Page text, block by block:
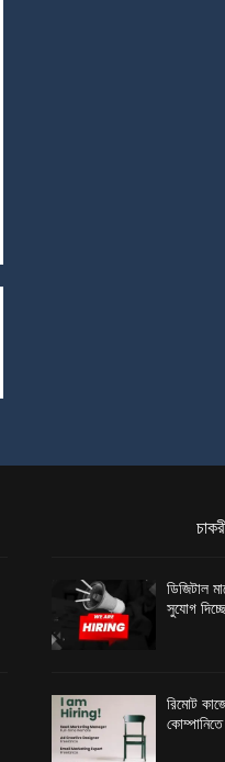
ডিজিটাল
সুযোগ
রিমোট